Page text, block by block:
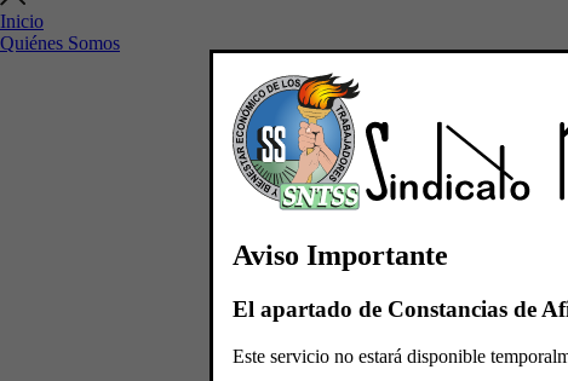
Inicio
Quiénes Somos
Aviso Importante
El apartado de Constancias de
Este servicio no estará disponible